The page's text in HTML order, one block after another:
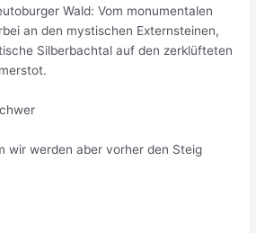
Wald: Vom monumentalen
an den mystischen Externsteinen,
Silberbachtal auf den zerklüfteten
wir werden aber vorher den Steig